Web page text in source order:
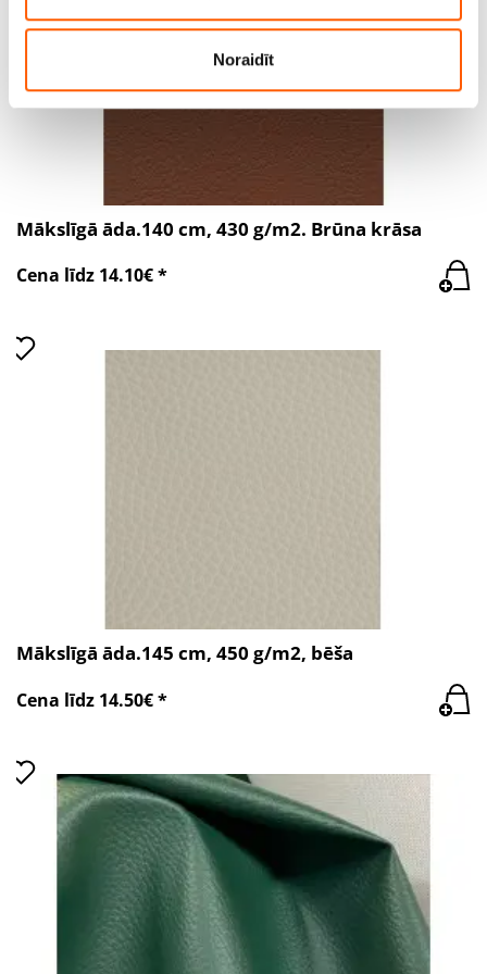
viņiem sniedzat vai ko viņi apkopo, kad lietojat viņu
pakalpojumus.
Noraidīt
Mākslīgā āda.140 cm, 430 g/m2. Brūna krāsa
Cena līdz 14.10€ *
Mākslīgā āda.145 cm, 450 g/m2, bēša
Cena līdz 14.50€ *